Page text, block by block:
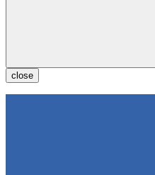
close